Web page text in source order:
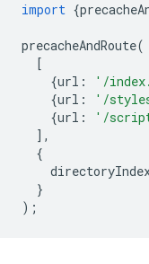
import {
precacheAndRoute(
[
{url : '/
{url : '/
{url : '/
],
{
}
);